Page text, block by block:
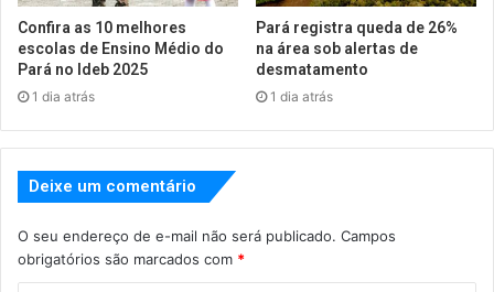
Confira as 10 melhores
escolas de Ensino Médio do
Pará no Ideb 2025
1 dia atrás
Pará registra queda de 26%
na área sob alertas de
desmatamento
1 dia atrás
Deixe um comentário
O seu endereço de e-mail não será publicado. Campos
obrigatórios são marcados com *